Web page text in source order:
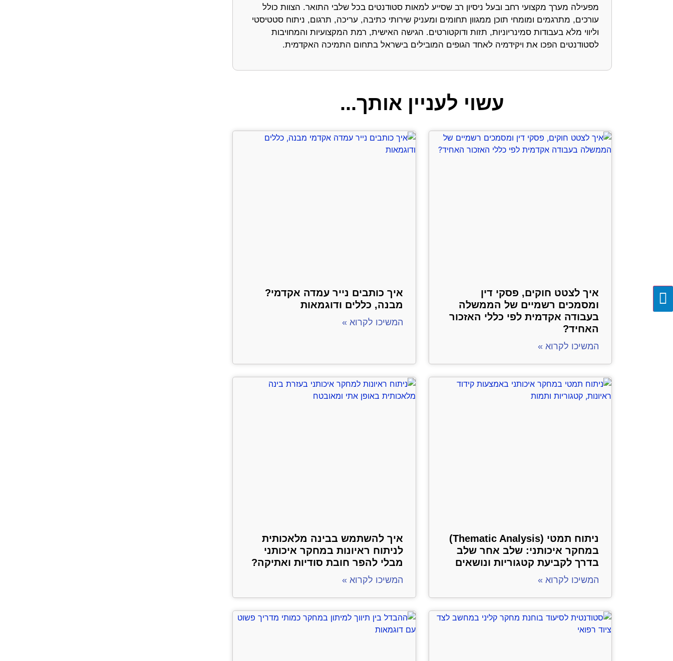
מפעילה מערך מקצועי רחב ובעל ניסיון רב שסייע למאות סטודנטים בכל שלבי התואר. הצוות כולל
עורכים, מתרגמים ומומחי תוכן ממגוון תחומים ומעניק שירותי כתיבה, עריכה, תרגום, ניתוח סטטיסטי
וליווי מלא בעבודות סמינריוניות, תזות ודוקטורטים. הגישה האישית, רמת המקצועיות והמחויבות
לסטודנטים הפכו את ויקידמיה לאחד הגופים המובילים בישראל בתחום התמיכה האקדמית.
עשוי לעניין אותך...
איך לצטט חוקים, פסקי דין
ומסמכים רשמיים של הממשלה
בעבודה אקדמית לפי כללי האזכור
האחיד?
המשיכו לקרוא »
איך כותבים נייר עמדה אקדמי?
מבנה, כללים ודוגמאות
המשיכו לקרוא »
ניתוח תמטי (Thematic Analysis)
במחקר איכותני: שלב אחר שלב
בדרך לקביעת קטגוריות ונושאים
המשיכו לקרוא »
איך להשתמש בבינה מלאכותית
לניתוח ראיונות במחקר איכותני
מבלי להפר חובת סודיות ואתיקה?
המשיכו לקרוא »